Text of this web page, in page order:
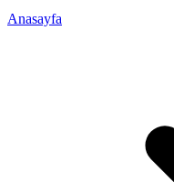
Anasayfa